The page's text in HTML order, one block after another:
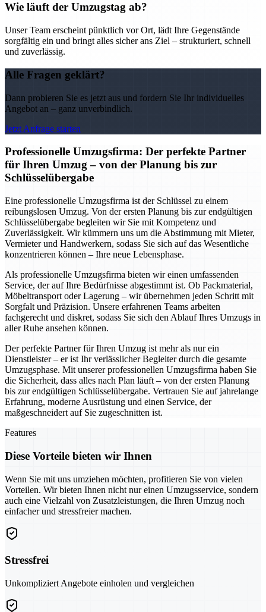
Wie läuft der Umzugstag ab?
Unser Team erscheint pünktlich vor Ort, lädt Ihre Gegenstände
sorgfältig ein und bringt alles sicher ans Ziel – strukturiert, schnell
und zuverlässig.
Alle Fragen geklärt?
Dann probieren Sie es jetzt aus und fordern Sie Ihr individuelles
Angebot an – ganz unverbindlich.
Jetzt Anfrage starten
Professionelle Umzugsfirma: Der perfekte Partner
für Ihren Umzug – von der Planung bis zur
Schlüsselübergabe
Eine professionelle Umzugsfirma ist der Schlüssel zu einem
reibungslosen Umzug. Von der ersten Planung bis zur endgültigen
Schlüsselübergabe begleiten wir Sie mit Kompetenz und
Zuverlässigkeit. Wir kümmern uns um die Abstimmung mit Mieter,
Vermieter und Handwerkern, sodass Sie sich auf das Wesentliche
konzentrieren können – Ihre neue Lebensphase.
Als professionelle Umzugsfirma bieten wir einen umfassenden
Service, der auf Ihre Bedürfnisse abgestimmt ist. Ob Packmaterial,
Möbeltransport oder Lagerung – wir übernehmen jeden Schritt mit
Sorgfalt und Präzision. Unsere erfahrenen Teams arbeiten
fachgerecht und diskret, sodass Sie sich den Ablauf Ihres Umzugs in
aller Ruhe ansehen können.
Der perfekte Partner für Ihren Umzug ist mehr als nur ein
Dienstleister – er ist Ihr verlässlicher Begleiter durch die gesamte
Umzugsphase. Mit unserer professionellen Umzugsfirma haben Sie
die Sicherheit, dass alles nach Plan läuft – von der ersten Planung
bis zur endgültigen Schlüsselübergabe. Vertrauen Sie auf jahrelange
Erfahrung, moderne Ausrüstung und einen Service, der
maßgeschneidert auf Sie zugeschnitten ist.
Features
Diese Vorteile bieten wir Ihnen
Wenn Sie mit uns umziehen möchten, profitieren Sie von vielen
Vorteilen. Wir bieten Ihnen nicht nur einen Umzugsservice, sondern
auch eine Vielzahl von Zusatzleistungen, die Ihren Umzug noch
einfacher und stressfreier machen.
Stressfrei
Unkompliziert Angebote einholen und vergleichen